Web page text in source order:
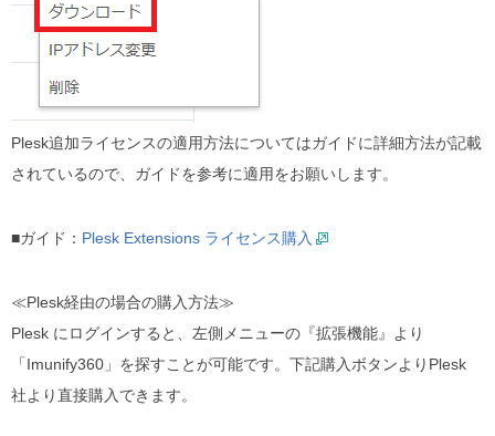
Plesk追加ライセンスの適⽤⽅法についてはガイドに詳細⽅法が記載
されているので、ガイドを参考に適⽤をお願いします。
■ガイド： Plesk Extensions ライセンス購⼊
≪Plesk経由の場合の購⼊⽅法≫
Plesk にログインすると、左側メニューの『拡張機能』より
「Imunify360」を探すことが可能です。下記購入ボタンよりPlesk
社より直接購入できます。